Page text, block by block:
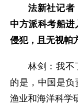
法新社记者
中方派科考船
侵犯，且无视帕
林剑：我不
的是，中国是
渔业和海洋科学